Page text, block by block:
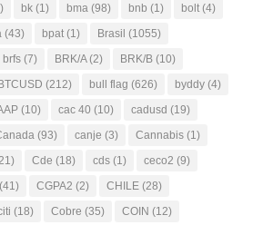
bk (1) bma (98) bnb (1) bolt (4)
(43) bpat (1) Brasil (1055)
brfs (7) BRK/A(2) BRK/B (10)
BTCUSD (212) bull flag (626) byddy (4)
(10) cac 40 (10) cadusd (19)
(93) canje (3) Cannabis (1)
Cde (18) cds (1) ceco2 (9)
(41) CGPA2 (2) CHILE (28)
(18) Cobre (35) COIN (12)